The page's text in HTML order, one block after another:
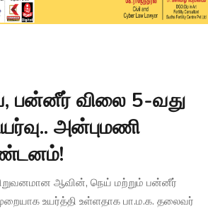
பன்னீர் விலை 5-வது
அன்புமணி
ஆவின், நெய் மற்றும் பன்னீர்
உயர்த்தி உள்ளதாக பா.ம.க. தலைவர்